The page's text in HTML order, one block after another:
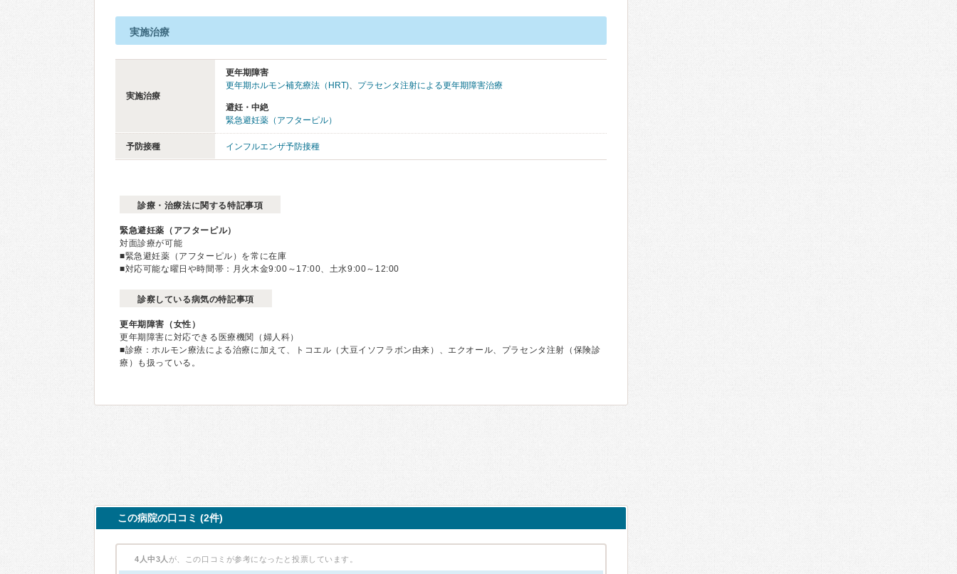
実施治療
実施治療
更年期障害
更年期ホルモン補充療法（HRT)、 プラセンタ注射による更年期障害治療
避妊・中絶
緊急避妊薬（アフターピル）
予防接種 インフルエンザ予防接種
診療・治療法に関する特記事項
緊急避妊薬（アフターピル）
対面診療が可能
■緊急避妊薬（アフターピル）を常に在庫
■対応可能な曜日や時間帯：月火木金9:00～17:00、土水9:00～12:00
診察している病気の特記事項
更年期障害（女性）
更年期障害に対応できる医療機関（婦人科）
■診療：ホルモン療法​による治療に加えて、トコエル（大豆イソフラボン由来）、エクオール、プラセンタ注射（保険診
療）も扱っている。
この病院の口コミ (2件)
4人中3人 が、この口コミが参考になったと投票しています。